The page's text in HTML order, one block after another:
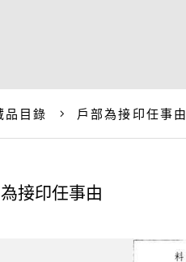
品目錄 戶部為接印任事由
接印任事由